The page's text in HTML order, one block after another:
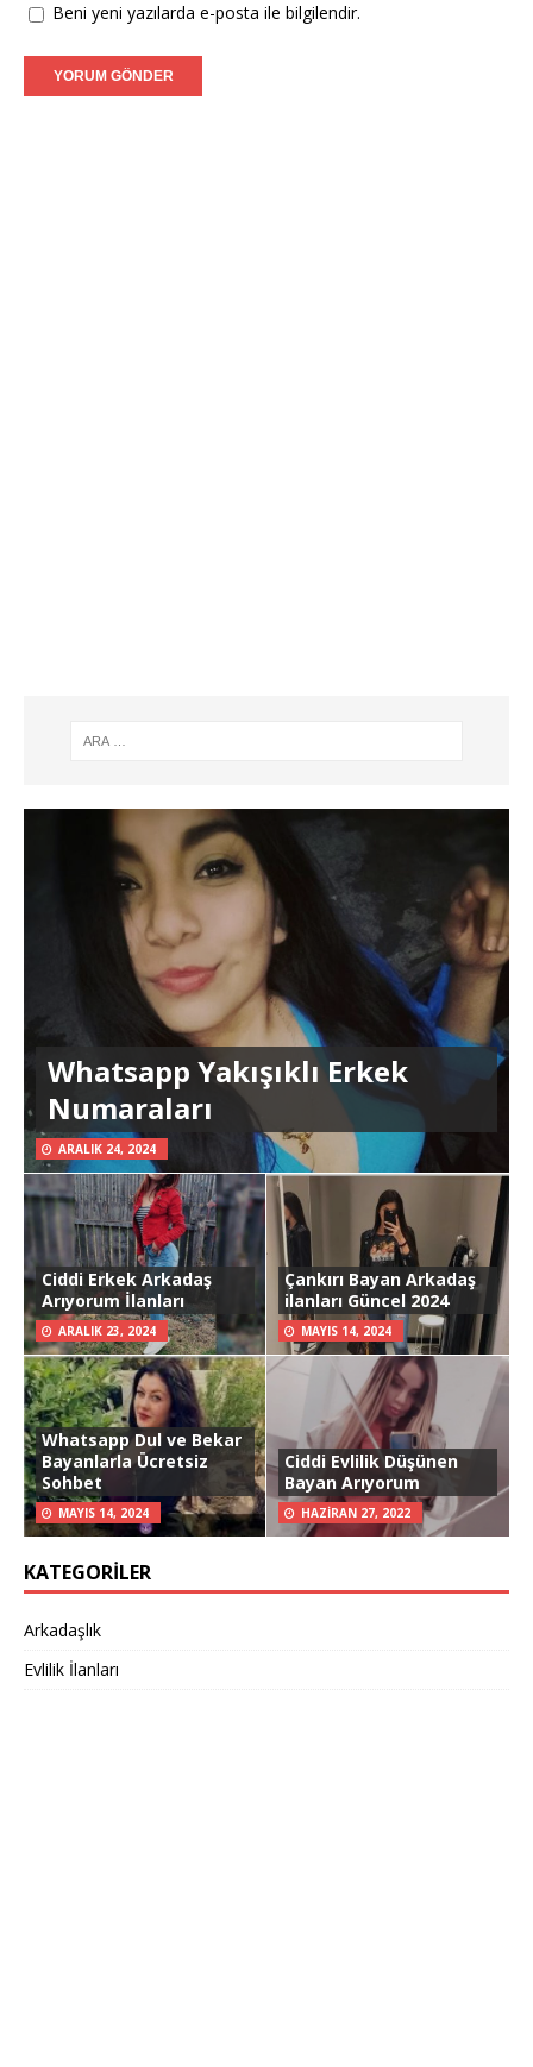
Beni yeni yazılarda e-posta ile bilgilendir.
Whatsapp Yakışıklı Erkek
Numaraları
ARALIK 24, 2024
Ciddi Erkek Arkadaş
Arıyorum İlanları
ARALIK 23, 2024
Çankırı Bayan Arkadaş
ilanları Güncel 2024
MAYIS 14, 2024
Whatsapp Dul ve Bekar
Bayanlarla Ücretsiz
Sohbet
MAYIS 14, 2024
Ciddi Evlilik Düşünen
Bayan Arıyorum
HAZIRAN 27, 2022
KATEGORILER
Arkadaşlık
Evlilik İlanları